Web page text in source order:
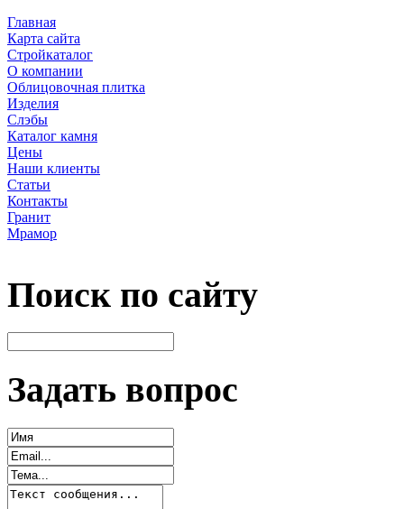
Главная
Карта сайта
Стройкаталог
О компании
Облицовочная плитка
Изделия
Слэбы
Каталог камня
Цены
Наши клиенты
Статьи
Контакты
Гранит
Мрамор
Поиск по сайту
Задать вопрос